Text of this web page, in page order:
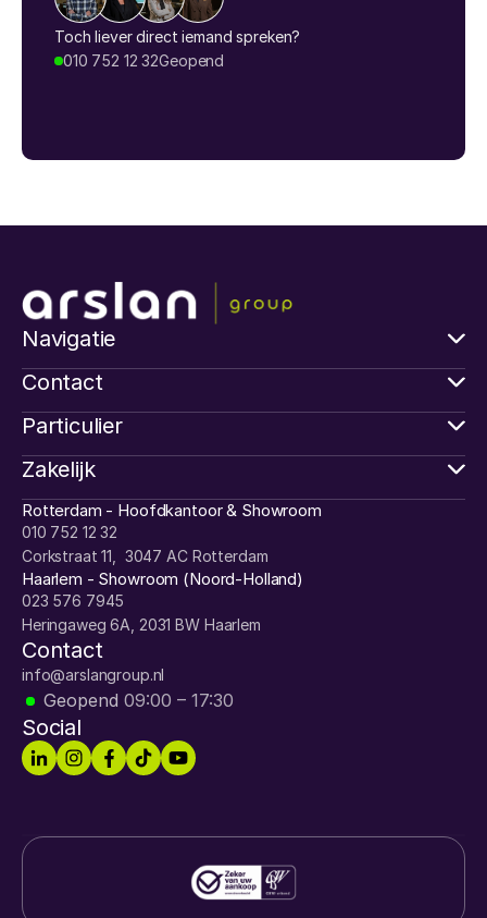
Toch liever direct iemand spreken?
010 752 12 32Geopend
Navigatie
Contact
Particulier
Zakelijk
Rotterdam - Hoofdkantoor & Showroom
010 752 12 32
Corkstraat 11,  3047 AC Rotterdam
Haarlem - Showroom (Noord-Holland)
023 576 7945
Heringaweg 6A, 2031 BW Haarlem
Contact
info@arslangroup.nl
Geopend 09:00 – 17:30
Social